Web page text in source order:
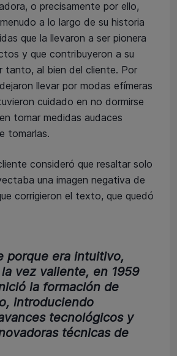
o precisamente por ello,
a lo largo de su historia
que la llevaron a ser pionera
y que contribuyeron a su
tanto, al bien del cliente. Por
llevar por modas efímeras
cuidado en no dormirse
tomar medidas audaces
tomarlas.
consideró que resaltar solo
una imagen negativa de
corrigieron el texto, que quedó
porque era intuitivo,
vez valiente, en 1959
la formación de
introduciendo
tecnológicos y
técnicas de